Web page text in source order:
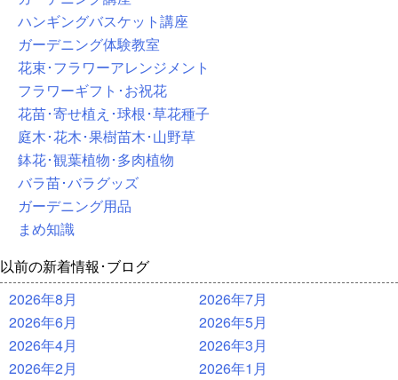
ハンギングバスケット講座
ガーデニング体験教室
花束･フラワーアレンジメント
フラワーギフト･お祝花
花苗･寄せ植え･球根･草花種子
庭木･花木･果樹苗木･山野草
鉢花･観葉植物･多肉植物
バラ苗･バラグッズ
ガーデニング用品
まめ知識
以前の新着情報･ブログ
2026年8月
2026年7月
2026年6月
2026年5月
2026年4月
2026年3月
2026年2月
2026年1月